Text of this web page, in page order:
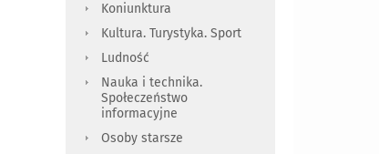
Koniunktura
Kultura. Turystyka. Sport
Ludność
Nauka i technika.
Społeczeństwo
informacyjne
Osoby starsze